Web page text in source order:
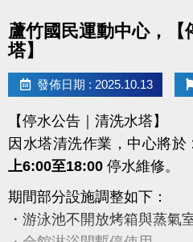
容以本中心現場公告為準。
中心保留活動調整、修改及
https://www.facebook.com/
id=61581947831365
蘆竹國民運動中心，【
塔】
發佈日期 : 2025.10.13
【停水公告｜清洗水塔】
因水塔清洗作業，中心將於
上6:00至18:00 停水維修。
期間部分設施調整如下：
・游泳池不開放烤箱與蒸氣